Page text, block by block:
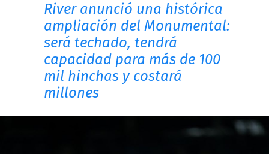
River anunció una histórica
ampliación del Monumental:
será techado, tendrá
capacidad para más de 100
mil hinchas y costará
millones